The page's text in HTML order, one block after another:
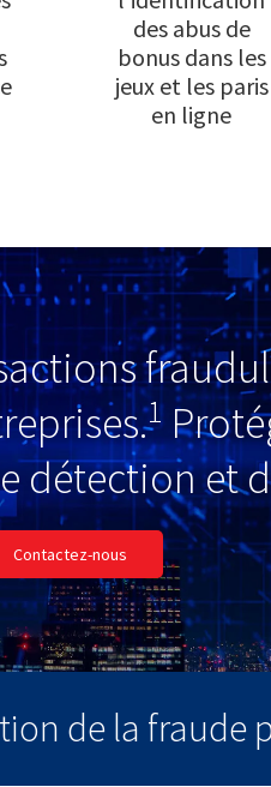
des abus de
bonus dans les
jeux et les paris
en ligne
1
détection et
Contactez-nous
de la